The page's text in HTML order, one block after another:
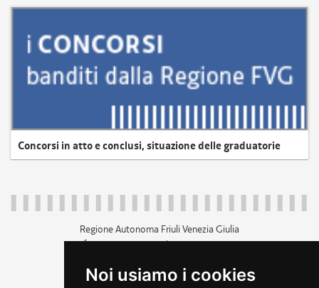
Noi usiamo i cookies
Concorsi in atto e conclusi, situazione delle graduatorie
Regione Autonoma Friuli Venezia Giulia
c.f. 80014930327; p.iva 00526040324
+39 040 3771111